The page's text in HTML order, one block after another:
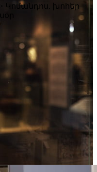
Կոմանդոս. խոհեր